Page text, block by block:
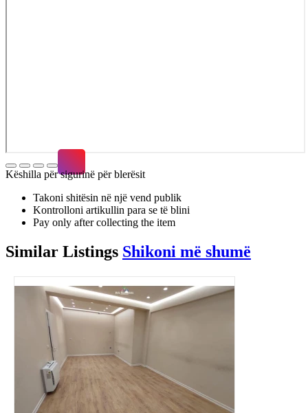
Këshilla për sigurinë për blerësit
Takoni shitësin në një vend publik
Kontrolloni artikullin para se të blini
Pay only after collecting the item
Similar Listings Shikoni më shumë